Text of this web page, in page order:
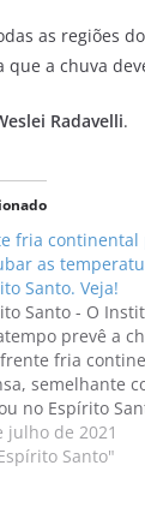
as regiões
que a chuva
Radavelli.
fria continental
as
Santo. Veja!
Santo - O
prevê a
fria
semelhante
no Espírito
de junho e
julho de 2021
Santo"